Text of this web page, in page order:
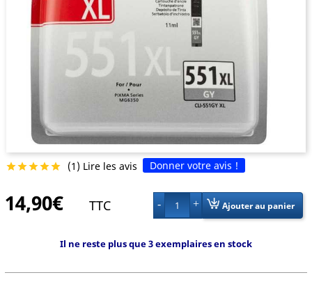
 (1) Lire les avis Donner votre avis !
14,90€ TTC 1 Ajouter au panier
Il ne reste plus que 3 exemplaires en stock